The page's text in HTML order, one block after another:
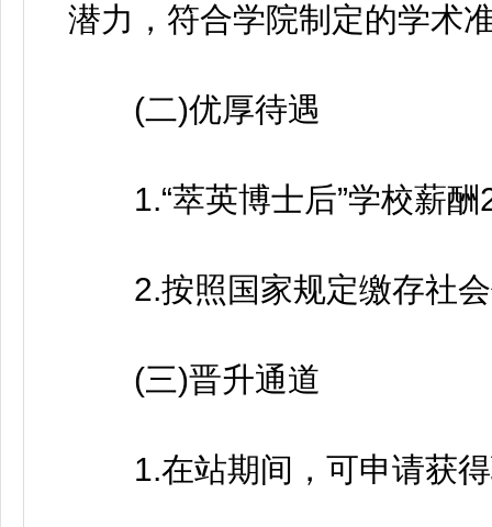
潜力，符合学院制定的学术
(二)优厚待遇
1.“萃英博士后”学校薪酬
2.按照国家规定缴存社会
(三)晋升通道
1.在站期间，可申请获得